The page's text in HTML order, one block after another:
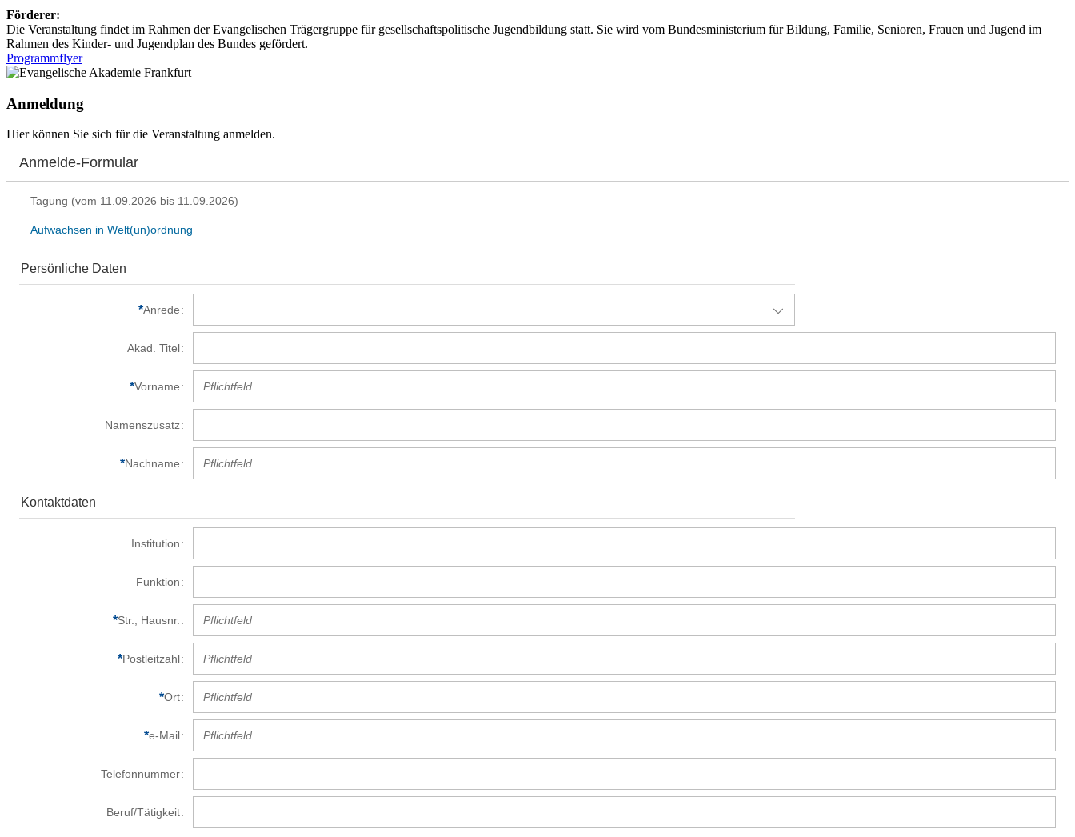
Förderer:
Die Veranstaltung findet im Rahmen der Evangelischen Trägergruppe für gesellschaftspolitische Jugendbildung statt. Sie wird vom Bundesministerium für Bildung, Familie, Senioren, Frauen und Jugend im
Rahmen des Kinder- und Jugendplan des Bundes gefördert.
Programmflyer
Anmeldung
Hier können Sie sich für die Veranstaltung anmelden.